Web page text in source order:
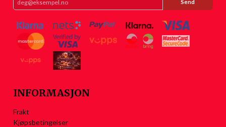
INFORMASJON
Frakt
Kjøpsbetingelser